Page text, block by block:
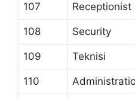
107 Receptionist
108 Security
109 Teknisi
110